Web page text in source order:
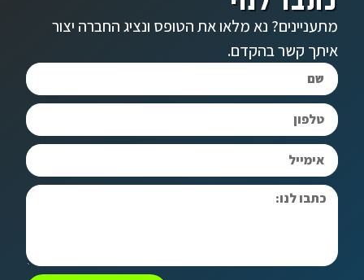
מתעניינים? נא מלאו את הטופס ונציג החברה יצור
איתך קשר בהקדם.